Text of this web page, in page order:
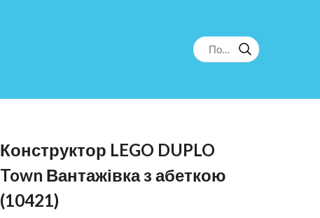
Конструктор LEGO DUPLO
Town Вантажівка з абеткою
(10421)